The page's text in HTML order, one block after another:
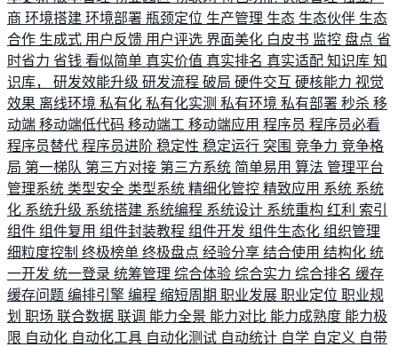
商 环境搭建 环境部署 瓶颈定位 生产管理 生态 生态伙伴 生态
合作 生成式 用户反馈 用户评选 界面美化 白皮书 监控 盘点 省
时省力 省钱 看似简单 真实价值 真实排名 真实适配 知识库 知
识库， 研发效能升级 研发流程 破局 硬件交互 硬核能力 视觉
效果 离线环境 私有化 私有化实测 私有环境 私有部署 秒杀 移
动端 移动端低代码 移动端工 移动端应用 程序员 程序员必看
程序员替代 程序员进阶 稳定性 稳定运行 突围 竞争力 竞争格
局 第一梯队 第三方对接 第三方系统 简单易用 算法 管理平台
管理系统 类型安全 类型系统 精细化管控 精致应用 系统 系统
化 系统升级 系统搭建 系统编程 系统设计 系统重构 红利 索引
组件 组件复用 组件封装教程 组件开发 组件生态化 组织管理
细粒度控制 终极榜单 终极盘点 经验分享 结合使用 结构化 统
一开发 统一登录 统筹管理 综合体验 综合实力 综合排名 缓存
缓存问题 编排引擎 编程 缩短周期 职业发展 职业定位 职业规
划 职场 联合数据 联调 能力全景 能力对比 能力成熟度 能力极
限 自动化 自动化工具 自动化测试 自动统计 自学 自定义 自带